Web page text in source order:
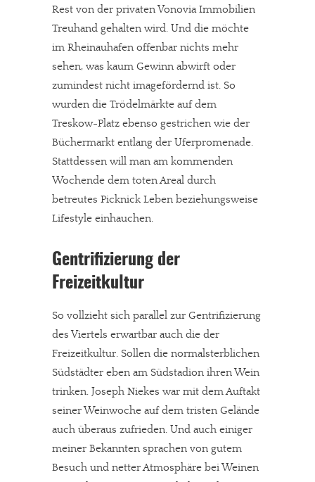
Dir gefällt unsere Arbeit?
Werbung. Beide Einnahmequellen sind in den letzten Monaten
stark zurückgegangen.
Solltest Du unsere unabhängige Berichterstattung schätzen,
kannst Du uns mit einer kleinen Spende unterstützen.
JETZT SPENDEN Schon erledigt!
Rest von der privaten Vonovia Immobilien
Treuhand gehalten wird. Und die möchte
im Rheinauhafen offenbar nichts mehr
sehen, was kaum Gewinn abwirft oder
zumindest nicht imagefördernd ist. So
wurden die Trödelmärkte auf dem
Treskow-Platz ebenso gestrichen wie der
Büchermarkt entlang der Uferpromenade.
Stattdessen will man am kommenden
Wochende dem toten Areal durch
betreutes Picknick Leben beziehungsweise
Lifestyle einhauchen.
Gentrifizierung der
Freizeitkultur
So vollzieht sich parallel zur Gentrifizierung
des Viertels erwartbar auch die der
Freizeitkultur. Sollen die normalsterblichen
Südstädter eben am Südstadion ihren Wein
trinken. Joseph Niekes war mit dem Auftakt
seiner Weinwoche auf dem tristen Gelände
auch überaus zufrieden. Und auch einiger
meiner Bekannten sprachen von gutem
Besuch und netter Atmosphäre bei Weinen